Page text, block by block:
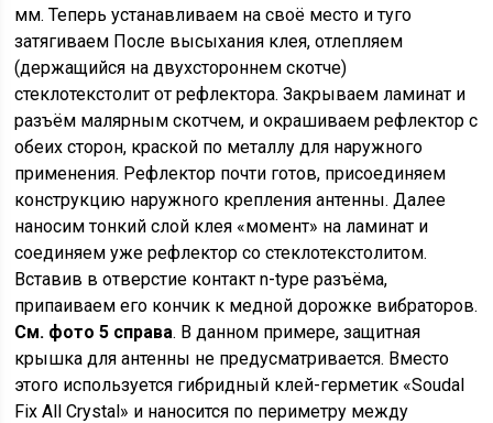
мм. Теперь устанавливаем на своё место и туго
затягиваем После высыхания клея, отлепляем
(держащийся на двухстороннем скотче)
стеклотекстолит от рефлектора. Закрываем ламинат и
разъём малярным скотчем, и окрашиваем рефлектор с
обеих сторон, краской по металлу для наружного
применения. Рефлектор почти готов, присоединяем
конструкцию наружного крепления антенны. Далее
наносим тонкий слой клея «момент» на ламинат и
соединяем уже рефлектор со стеклотекстолитом.
Вставив в отверстие контакт n-type разъёма,
припаиваем его кончик к медной дорожке вибраторов.
См. фото 5 справа. В данном примере, защитная
крышка для антенны не предусматривается. Вместо
этого используется гибридный клей-герметик «Soudal
Fix All Crystal» и наносится по периметру между